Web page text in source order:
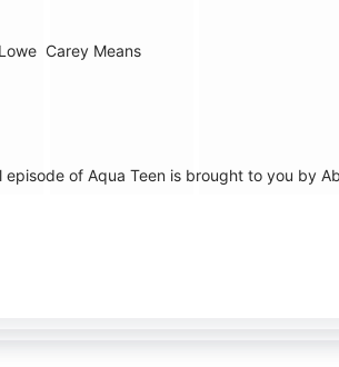
Carey Means
of Aqua Teen is brought to you by